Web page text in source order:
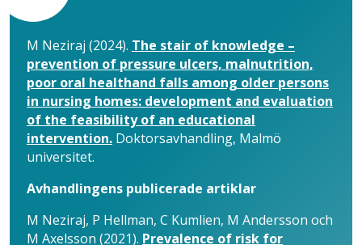
M Neziraj (2024). The stair of knowledge –
prevention of pressure ulcers, malnutrition,
poor oral healthand falls among older persons
in nursing homes: development and evaluation
of the feasibility of an educational
intervention. Doktorsavhandling, Malmö
universitet.
Avhandlingens publicerade artiklar
M Neziraj, P Hellman, C Kumlien, M Andersson och
M Axelsson (2021). Prevalence of risk for